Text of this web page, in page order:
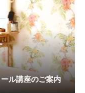
ル講座のご案内